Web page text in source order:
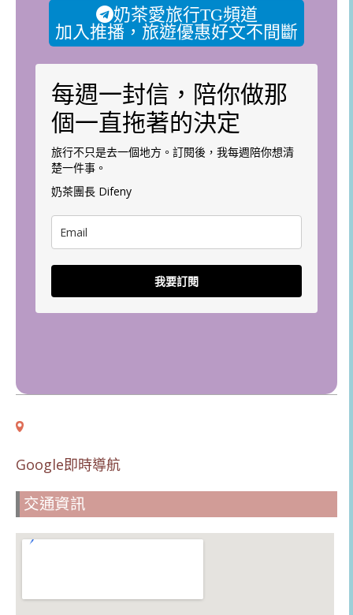
奶茶愛旅行TG頻道
加入推播，旅遊優惠好文不間斷
每週一封信，陪你做那
個一直拖著的決定
旅行不只是去一個地方。訂閱後，我每週陪你想清
楚一件事。
奶茶團長 Difeny
我要訂閱
Google即時導航
交通資訊